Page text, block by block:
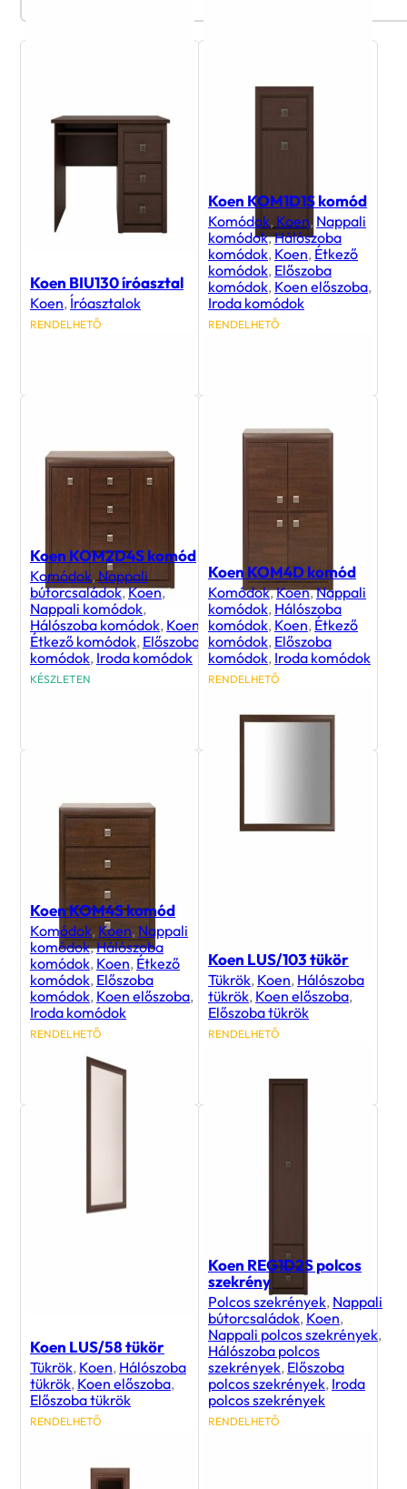
Koen BIU130 íróasztal
Koen, Íróasztalok
RENDELHETŐ
Koen KOM1D1S komód
Komódok, Koen, Nappali
komódok,Hálószoba
komódok, Koen, Étkező
komódok, Előszoba
komódok, Koen előszoba,
Iroda komódok
RENDELHETŐ
Koen KOM2D4S komód
Komódok,Nappali
bútorcsaládok,Koen,
Nappali komódok,
Hálószoba komódok, Koen
Étkező komódok, Előszoba
komódok, Iroda komódok
KÉSZLETEN
Koen KOM4D komód
Komódok,Koen,Nappali
komódok, Hálószoba
komódok, Koen, Étkező
komódok, Előszoba
komódok, Iroda komódok
RENDELHETŐ
62 100Ft
Koen KOM4S komód
Komódok, Koen, Nappali
komódok,Hálószoba
komódok, Koen, Étkező
komódok, Előszoba
komódok, Koen előszoba,
Iroda komódok
RENDELHETŐ
Ft
Koen LUS/103 tükör
Tükrök, Koen, Hálószoba
tükrök, Koen előszoba,
Előszoba tükrök
RENDELHETŐ
Koen LUS/58 tükör
Tükrök, Koen, Hálószoba
tükrök, Koen előszoba,
Előszoba tükrök
RENDELHETŐ
Koen REG1D2S polcos
szekrény
Polcos szekrények, Nappali
bútorcsaládok, Koen,
Nappali polcos szekrények,
Hálószoba polcos
szekrények, Előszoba
polcos szekrények, Iroda
polcos szekrények
RENDELHETŐ